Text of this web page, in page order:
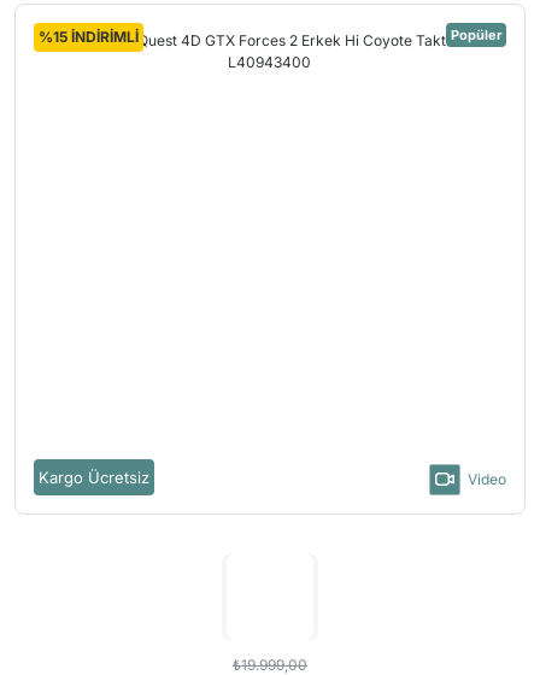
Popüler
Kargo Ücretsiz
%15 İNDİRİMLİ
Video
₺19.999,00